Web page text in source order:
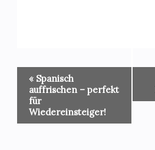
Veranstaltung-
Navigation
«Spanisch
auffrischen – perfekt
für
Wiedereinsteiger!